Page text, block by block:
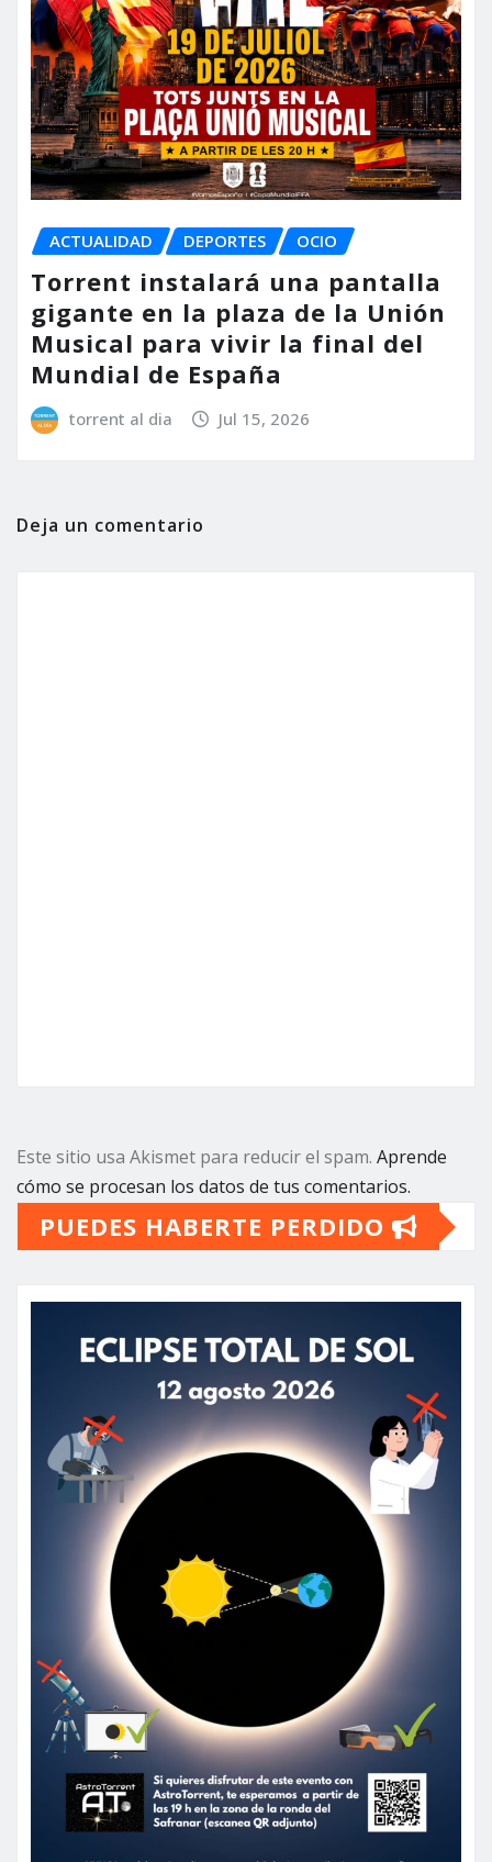
ACTUALIDAD DEPORTES OCIO
Torrent instalará una pantalla
gigante en la plaza de la Unión
Musical para vivir la final del
Mundial de España
torrent al dia Jul 15, 2026
Deja un comentario
Este sitio usa Akismet para reducir el spam. Aprende
cómo se procesan los datos de tus comentarios.
PUEDES HABERTE PERDIDO